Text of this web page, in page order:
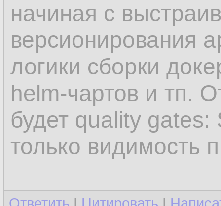
начиная с
версионирования
логики сборки
helm-чартов и тп.
будет quality gates:
только видимость